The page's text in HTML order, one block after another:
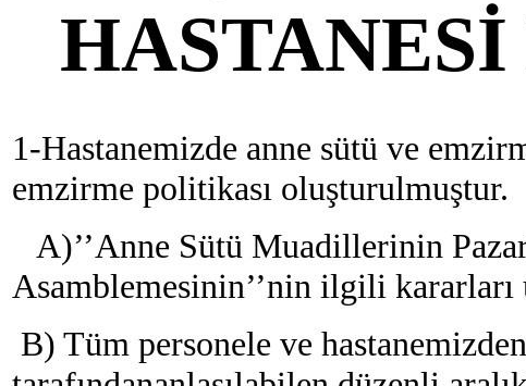
1-Hastanemizde anne sütü ve
emzirme politikası oluşturulmuştur.
A)’’Anne Sütü Muadillerinin
Asamblemesinin’’nin ilgili
B) Tüm personele ve